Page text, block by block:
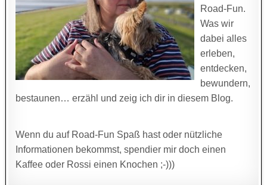
Road-Fun.
Was wir
dabei alles
erleben,
entdecken,
bewundern,
bestaunen… erzähl und zeig ich dir in diesem Blog.
Wenn du auf Road-Fun Spaß hast oder nützliche
Informationen bekommst, spendier mir doch einen
Kaffee oder Rossi einen Knochen ;-)))